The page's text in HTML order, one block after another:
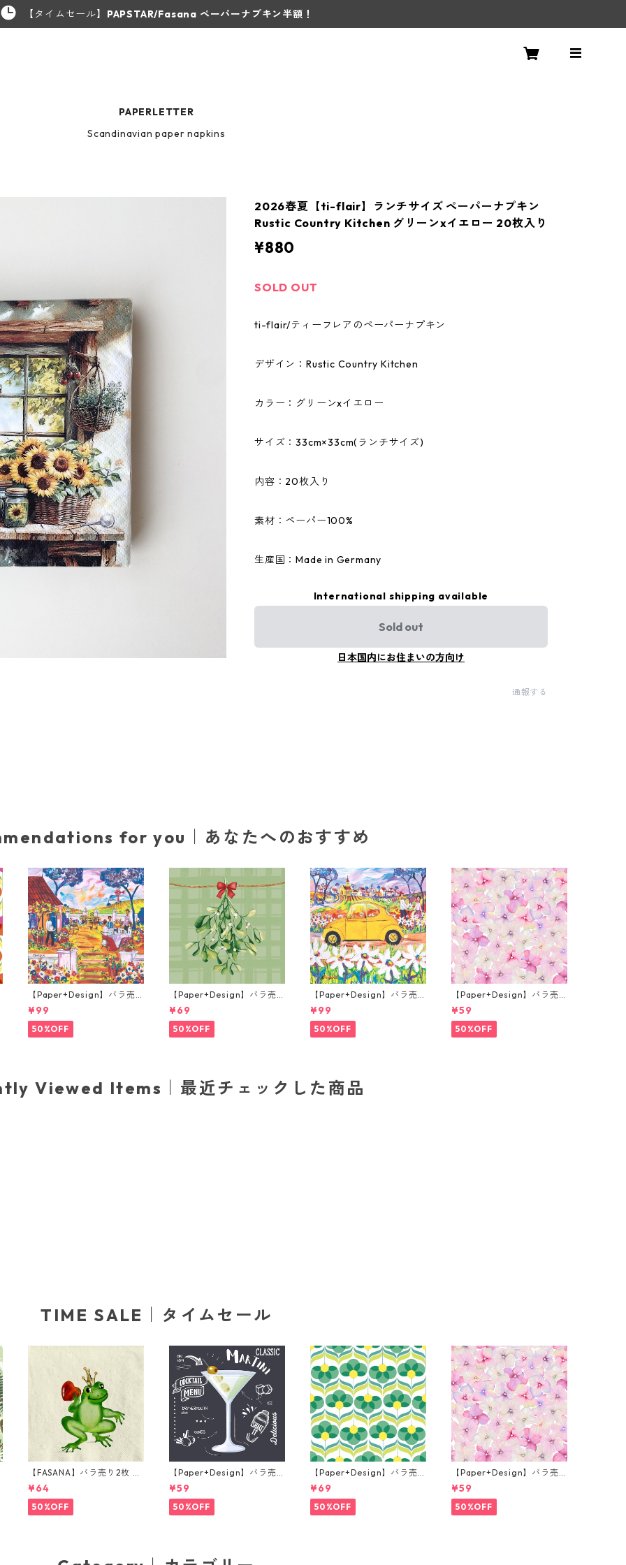
【タイムセール】 PAPSTAR/Fasana ペーパーナプキン半額！
PAPERLETTER
Scandinavian paper napkins
2026春夏【ti-flair】ランチサイズ ペーパーナプキン
Rustic Country Kitchen グリーンxイエロー 20枚入り
¥880
SOLD OUT
ti-flair/ティーフレアのペーパーナプキン
デザイン：Rustic Country Kitchen
カラー：グリーンxイエロー
サイズ：33cm×33cm(ランチサイズ)
内容：20枚入り
素材：ペーパー100%
生産国：Made in Germany
International shipping available
Sold out
日本国内にお住まいの方向け
通報する
for you｜あなたへのおすすめ
【Paper+Design】バラ売
り2枚 ランチサイズ ペーパ
ーナプキン Portchie Art Lu
nch in the Garden オレン
ジ
¥99
50%OFF
【Paper+Design】バラ売
り2枚 ランチサイズ ペーパ
ーナプキン Mistletoe mom
ents グリーン
¥69
50%OFF
【Paper+Design】バラ売
り2枚 ランチサイズ ペーパ
ーナプキン Portchie Art Th
e yellow Beetle イエロー
¥99
50%OFF
【Paper+Design】バラ売
り2枚 カクテルサイズ ペー
パーナプキン Small blosso
ms ピンク
¥59
50%OFF
Viewed Items｜最近チェックした商品
TIME SALE｜タイムセール
【FASANA】バラ売り2枚 ラ
ンチサイズ ペーパーナプキ
ン Frog prince ナチュラル
¥64
50%OFF
【Paper+Design】バラ売
り2枚 カクテルサイズ ペー
パーナプキン Martini ブラ
ック
¥59
50%OFF
【Paper+Design】バラ売
り2枚 ランチサイズ ペーパ
ーナプキン Geo Flowers グ
リーン
¥69
50%OFF
【Paper+Design】バラ売
り2枚 カクテルサイズ ペー
パーナプキン Small blosso
ms ピンク
¥59
50%OFF